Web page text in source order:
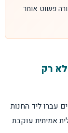
פשוט אומר
רק
עברו ליד החנות
אמיתית עוקבת